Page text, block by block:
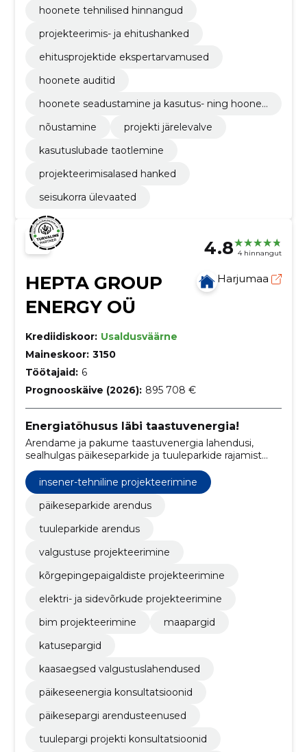
hoonete tehnilised hinnangud
projekteerimis- ja ehitushanked
ehitusprojektide ekspertarvamused
hoonete auditid
hoonete seadustamine ja kasutus- ning hoones
nõustamine
projekti järelevalve
kasutuslubade taotlemine
projekteerimisalased hanked
seisukorra ülevaated
4.8 4 hinnangut
HEPTA GROUP
ENERGY OÜ
Harjumaa
Krediidiskoor: Usaldusväärne
Maineskoor: 3150
Töötajaid: 6
Prognooskäive (2026): 895 708 €
Energiatõhusus läbi taastuvenergia!
Arendame ja pakume taastuvenergia lahendusi,
sealhulgas päikeseparkide ja tuuleparkide rajamist
ning elektri- ja sidetaristu projekteerimist ja
paigaldust.
insener-tehniline projekteerimine
päikeseparkide arendus
tuuleparkide arendus
valgustuse projekteerimine
kõrgepingepaigaldiste projekteerimine
elektri- ja sidevõrkude projekteerimine
bim projekteerimine
maapargid
katusepargid
kaasaegsed valgustuslahendused
päikeseenergia konsultatsioonid
päikesepargi arendusteenused
tuulepargi projekti konsultatsioonid